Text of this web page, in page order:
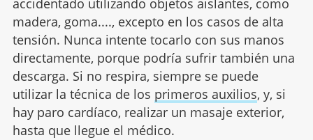
accidentado utilizando objetos aislantes, como
madera, goma...., excepto en los casos de alta
tensión. Nunca intente tocarlo con sus manos
directamente, porque podría sufrir también una
descarga. Si no respira, siempre se puede
utilizar la técnica de los primeros auxilios, y, si
hay paro cardíaco, realizar un masaje exterior,
hasta que llegue el médico.